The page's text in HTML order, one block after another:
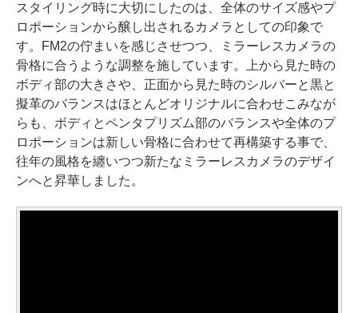
スタイリング時に大切にしたのは、全体のサイズ感やプ
ロポーションから醸し出されるカメラとしての印象で
す。FM2の佇まいを感じさせつつ、ミラーレスカメラの
骨格に合うような調整を施しています。上から見た時の
ボディ部の大きさや、正面から見た時のシルバーと黒と
擬革のバランスはほとんどオリジナルに合わせこみなが
らも、ボディとペンタプリズム部のバランスや全体のプ
ロポーションは新しい骨格に合わせて再構築する事で、
往年の風格を纏いつつ新たなミラーレスカメラのデザイ
ンへと昇華しました。